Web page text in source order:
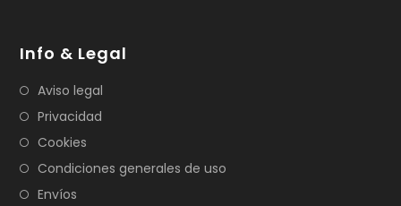
Info & Legal
Aviso legal
Privacidad
Cookies
Condiciones generales de uso
Envíos